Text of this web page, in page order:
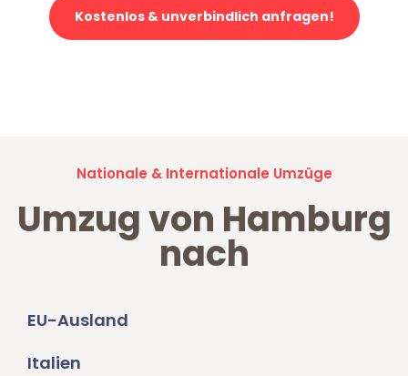
Kostenlos & unverbindlich anfragen!
Nationale & Internationale Umzüge
Umzug von Hamburg
nach
EU-Ausland
Italien